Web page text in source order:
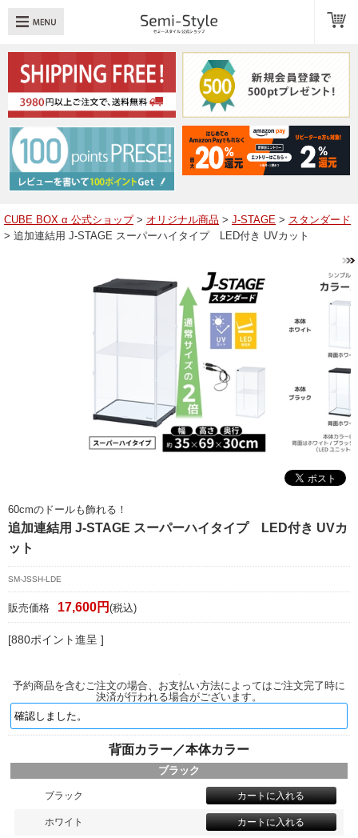
：透明扉 引き出し LED
へ戻る
品一覧
ューブボックスαレイアウト例
定商取引法に基づく表記
CUBE BOX α 公式ショップ> オリジナル商品 > J-STAGE > スタンダード
> 追加連結用 J-STAGE スーパーハイタイプ LED付き UVカット
60cmのドールも飾れる！
追加連結用 J-STAGE スーパーハイタイプ LED付き UVカ
ット
SM-JSSH-LDE
販売価格 17,600円 (税込)
[880ポイント進呈 ]
予約商品を含むご注文の場合、お支払い方法によってはご注文完了時に
決済が行われる場合がございます。
背面カラー／本体カラー
ブラック
ブラック
ホワイト